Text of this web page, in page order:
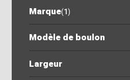
Marque(1)
Modèle de boulon
Largeur